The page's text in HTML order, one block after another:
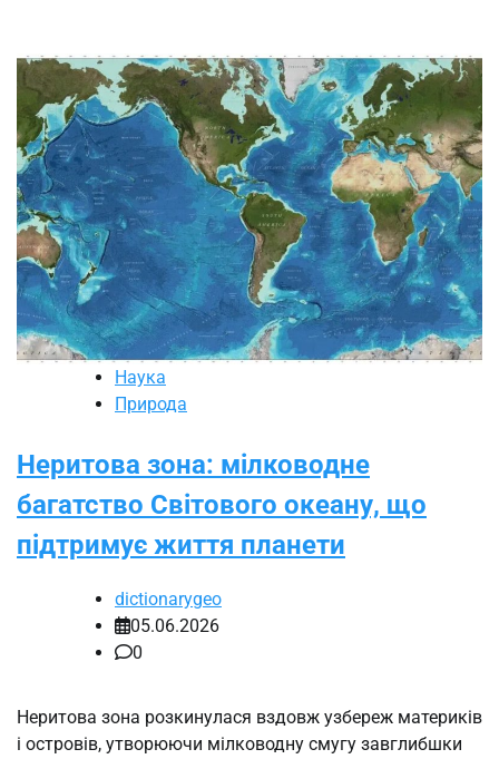
Наука
Природа
Неритова зона: мілководне
багатство Світового океану, що
підтримує життя планети
dictionarygeo
05.06.2026
0
Неритова зона розкинулася вздовж узбереж материків
і островів, утворюючи мілководну смугу завглибшки